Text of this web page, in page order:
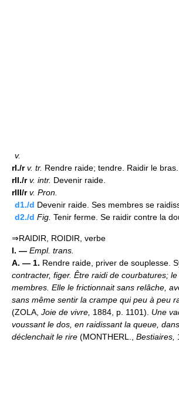
v.
rI./r v. tr. Rendre raide; tendre. Raidir le
rII./r v. intr. Devenir raide.
rIII/r v. Pron.
d1./d Devenir raide. Ses membres se
d2./d Fig. Tenir ferme. Se raidir contre la
⇒RAIDIR, ROIDIR, verbe
I. — Empl. trans.
A. — 1. Rendre raide, priver de souplesse.
contracter, figer. Être raidi de courbatures;
membres. Elle le frictionnait sans relâche,
sans même sentir la crampe qui peu à peu
(ZOLA, Joie de vivre, 1884, p. 1101). Une
voussant le dos, en raidissant la queue,
déclenchait le rire (MONTHERL., Bestiaires,